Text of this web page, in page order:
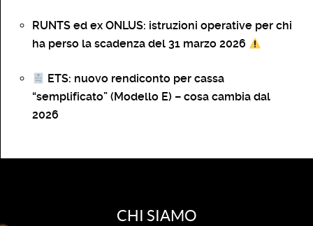
RUNTS ed ex ONLUS: istruzioni operative per chi
ha perso la scadenza del 31 marzo 2026
ETS: nuovo rendiconto per cassa
“semplificato” (Modello E) – cosa cambia dal
2026
CHI SIAMO